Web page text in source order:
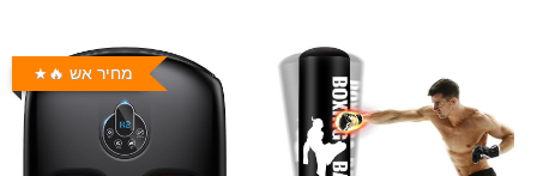
מחיר אש 🔥